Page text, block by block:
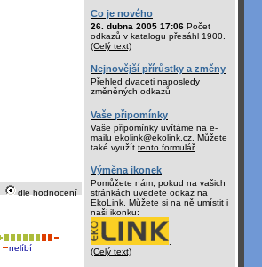
dle hodnocení
nelíbí
Co je nového
26. dubna 2005 17:06 Počet
odkazů v katalogu přesáhl 1900.
(Celý text)
Nejnovější přírůstky a změny
Přehled dvaceti naposledy
změněných odkazů
Vaše připomínky
Vaše připomínky uvítáme na e-
mailu ekolink@ekolink.cz . Můžete
také využít tento formulář.
Výměna ikonek
Pomůžete nám, pokud na vašich
stránkách uvedete odkaz na
EkoLink. Můžete si na ně umístit i
naši ikonku:
(Celý text)